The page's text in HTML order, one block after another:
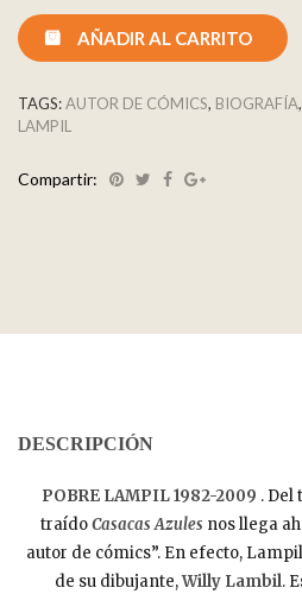
AÑADIR AL CARRITO
TAGS:AUTOR DE CÓMICS, BIOGRAFÍA,
LAMPIL
Compartir:
DESCRIPCIÓN
POBRE LAMPIL 1982-2009 . Del
traídoCasacas Azules nos llega
autor de cómics”. En efecto,
de su dibujante,Willy Lambil.